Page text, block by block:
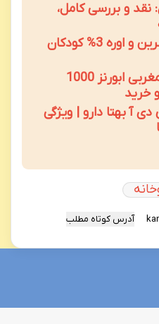
نقد و بررسی کامل،
کرم نرم کننده اوسرین و اوره 3% کودکان
کپسول روغن گل مغربی ابورنز 1000
خرید
آ بهتا دارو | ویژگی
آدرس کوتاه مطلب